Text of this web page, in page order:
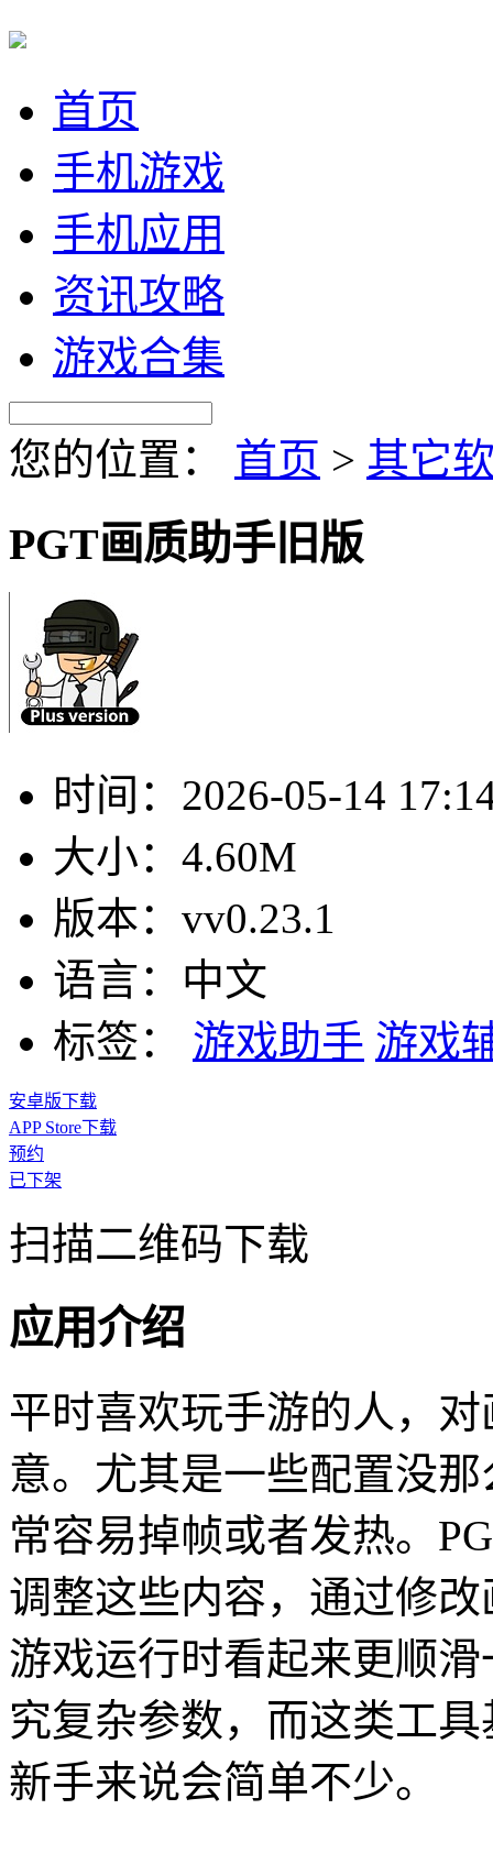
首页
手机游戏
手机应用
资讯攻略
游戏合集
您的位置： 首页 > 其它
PGT画质助手旧版
时间： 2026-05-14
大小： 4.60M
版本： vv0.23.1
语言： 中文
标签：
游戏助手 游戏
安卓版下载
APP Store下载
预约
已下架
扫描二维码下载
应用介绍
平时喜欢玩手游的人，
意。尤其是一些配置没
常容易掉帧或者发热。
调整这些内容，通过修
游戏运行时看起来更顺
究复杂参数，而这类工
新手来说会简单不少。